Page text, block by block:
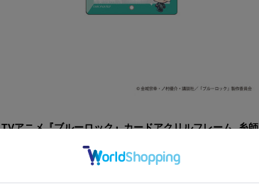
TVアニメ『ブルーロック』カードアクリルフレーム_糸師
(税込み)
販売状況：売り切れ